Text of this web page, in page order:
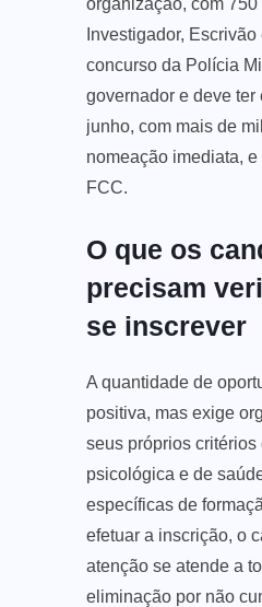
Investigador,
concurso da Polícia
governador e deve
junho, com mais de
nomeação imediata,
FCC.
O que os
precisam
se inscrever
A quantidade de
positiva, mas exige
seus próprios critérios
psicológica e de
específicas de
efetuar a inscrição, o
atenção se atende a
eliminação por não